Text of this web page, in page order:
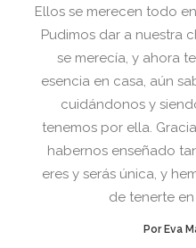
Ellos se merecen todo
Pudimos dar a nuestra
se merecía, y ahora
esencia en casa, aún
cuidándonos y
tenemos por ella.
habernos enseñado
eres y serás única, y
de tenerte
Por Eva